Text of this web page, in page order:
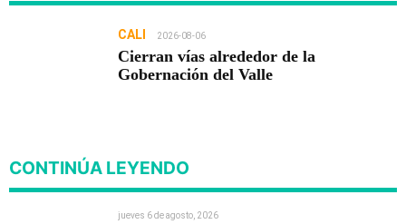
CALI 2026-08-06
Cierran vías alrededor de la
Gobernación del Valle
CONTINÚA LEYENDO
jueves 6 de agosto, 2026